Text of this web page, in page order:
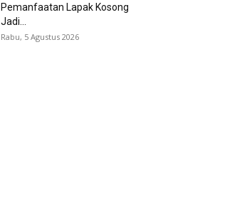
Pemanfaatan Lapak Kosong
Jadi...
Rabu, 5 Agustus 2026